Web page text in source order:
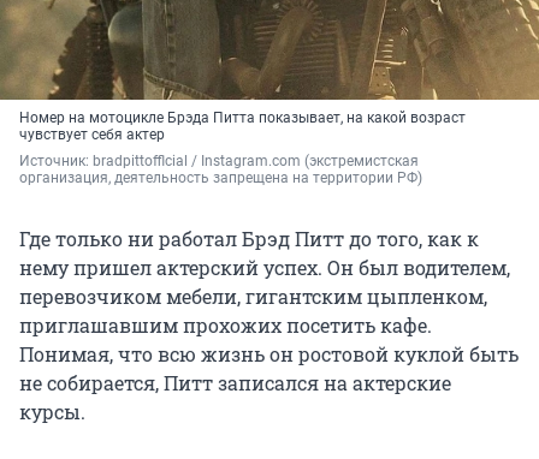
Номер на мотоцикле Брэда Питта показывает, на какой возраст
чувствует себя актер
Источник: bradpittofflcial / Instagram.com (экстремистская
организация, деятельность запрещена на территории РФ)
Где только ни работал Брэд Питт до того, как к
нему пришел актерский успех. Он был водителем,
перевозчиком мебели, гигантским цыпленком,
приглашавшим прохожих посетить кафе.
Понимая, что всю жизнь он ростовой куклой быть
не собирается, Питт записался на актерские
курсы.